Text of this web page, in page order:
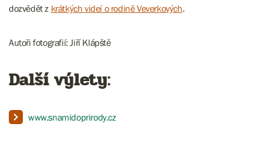
dozvědět z krátkých videí o rodině Veverkových
Autoři fotografií: Jiří Klápště
Další výlety:
www.snamidoprirody.cz